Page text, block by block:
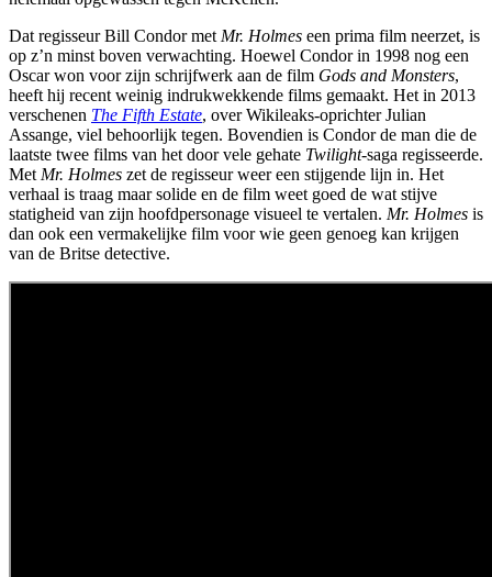
Dat regisseur Bill Condor met Mr. Holmes een prima film neerzet, is
op z’n minst boven verwachting. Hoewel Condor in 1998 nog een
Oscar won voor zijn schrijfwerk aan de film Gods and Monsters,
heeft hij recent weinig indrukwekkende films gemaakt. Het in 2013
verschenen The Fifth Estate, over Wikileaks-oprichter Julian
Assange, viel behoorlijk tegen. Bovendien is Condor de man die de
laatste twee films van het door vele gehate Twilight-saga regisseerde.
Met Mr. Holmes zet de regisseur weer een stijgende lijn in. Het
verhaal is traag maar solide en de film weet goed de wat stijve
statigheid van zijn hoofdpersonage visueel te vertalen. Mr. Holmes is
dan ook een vermakelijke film voor wie geen genoeg kan krijgen
van de Britse detective.